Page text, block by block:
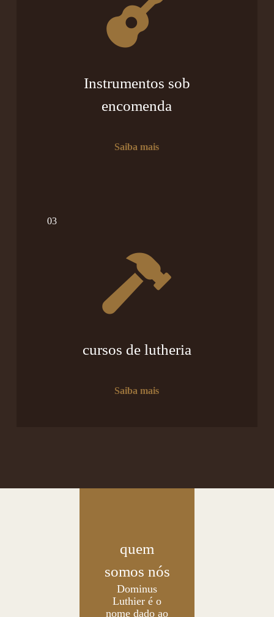
Instrumentos sob
encomenda
Saiba mais
03
cursos de lutheria
Saiba mais
quem
somos nós
Dominus
Luthier é o
nome dado ao